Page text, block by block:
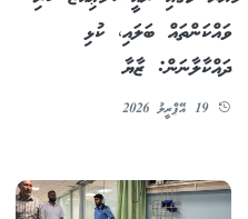
ވައްކަންތައް ބަލައި، ކުޅި
ދައްކާލާނަން: ޒާޔާ
19 އޭޕްރީލު 2026